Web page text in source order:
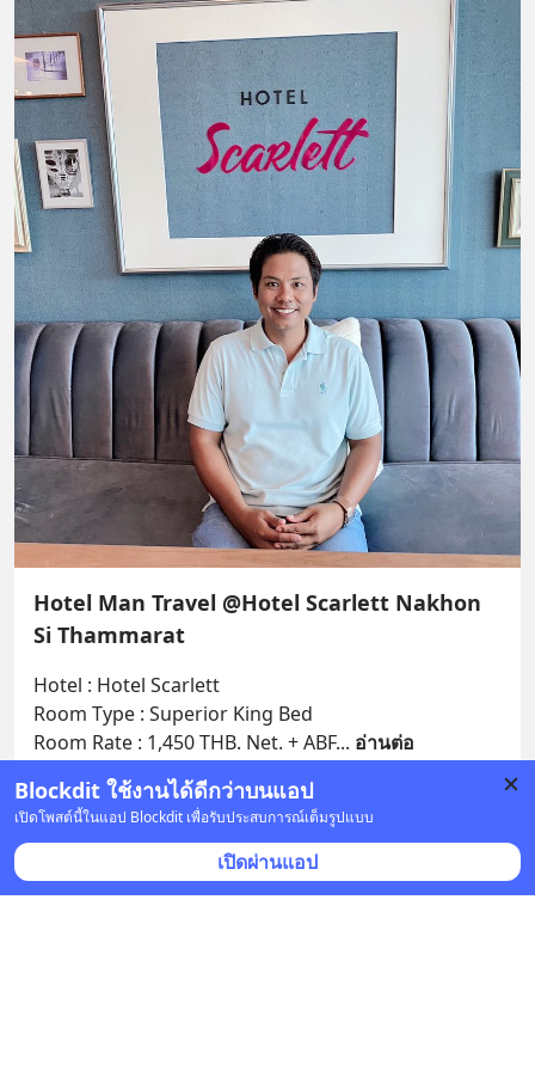
Blockdit ใช้งานได้ดีกว่าบนแอป
เปิดโพสต์นี้ในแอป Blockdit เพื่อรับประสบการณ์เต็มรูปแบบ
เปิดผ่านแอป
Hotel Man Travel @Hotel Scarlett Nakhon
Si Thammarat
Hotel : Hotel Scarlett
Room Type : Superior King Bed
Room Rate : 1,450 THB. Net. + ABF... อ่านต่อ
บันทึก
ติดตาม